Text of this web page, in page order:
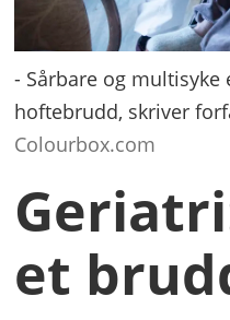
- Sårbare og
hoftebrudd, skriver
Colourbox.com
et